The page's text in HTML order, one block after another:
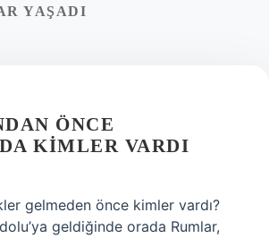
YAŞADI
ÖNCE
KIMLER VARDI
gelmeden önce kimler vardı?
geldiğinde orada Rumlar,